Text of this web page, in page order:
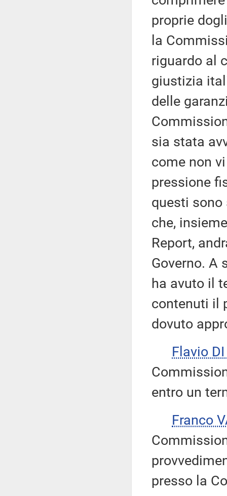
proprie
la
riguardo al
giustizia
delle
sia stata
come non
pressione
questi
che,
Report,
Governo. A
ha avuto il
contenuti il
dovuto
Flavio
entro un
Franco
presso la